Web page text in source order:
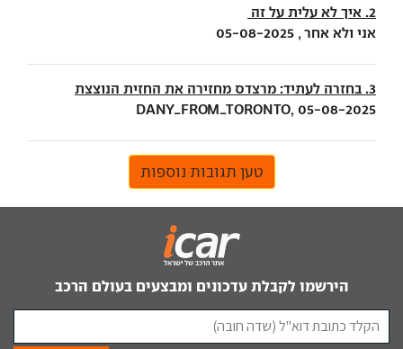
2. איך לא עלית על זה
אני ולא אחר , 05-08-2025
3. בחזרה לעתיד: מרצדס מחזירה את החזית הנוצצת
DANY_FROM_TORONTO, 05-08-2025
טען תגובות נוספות
הירשמו לקבלת עדכונים ומבצעים בעולם הרכב